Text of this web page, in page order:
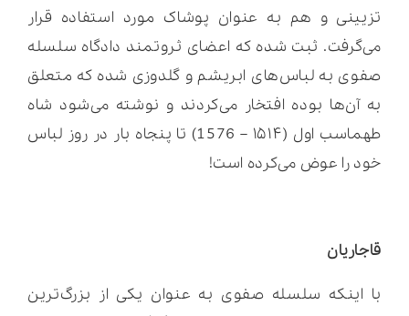
تزیینی و هم به عنوان پوشاک مورد استفاده قرار
می‌گرفت. ثبت شده که اعضای ثروتمند دادگاه سلسله
صفوی به لباس‌های ابریشم و گلدوزی شده که متعلق
به آن‌ها بوده افتخار می‌کردند و نوشته می‌شود شاه
طهماسب اول (۱۵۱۴ – 1576) تا پنجاه بار در روز لباس
خود را عوض می‌کرده است!
قاجاریان
با اینکه سلسله صفوی به عنوان یکی از بزرگ‌ترین